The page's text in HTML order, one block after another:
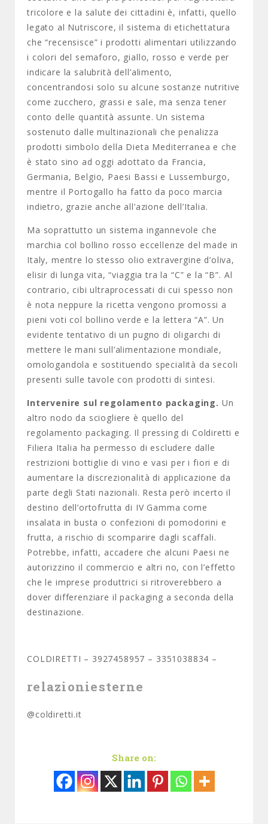
tricolore e la salute dei cittadini è, infatti, quello
legato al Nutriscore, il sistema di etichettatura
che “recensisce” i prodotti alimentari utilizzando
i colori del semaforo, giallo, rosso e verde per
indicare la salubrità dell’alimento,
concentrandosi solo su alcune sostanze nutritive
come zucchero, grassi e sale, ma senza tener
conto delle quantità assunte. Un sistema
sostenuto dalle multinazionali che penalizza
prodotti simbolo della Dieta Mediterranea e che
è stato sino ad oggi adottato da Francia,
Germania, Belgio, Paesi Bassi e Lussemburgo,
mentre il Portogallo ha fatto da poco marcia
indietro, grazie anche all’azione dell’Italia.
Ma soprattutto un sistema ingannevole che
marchia col bollino rosso eccellenze del made in
Italy, mentre lo stesso olio extravergine d’oliva,
elisir di lunga vita, “viaggia tra la “C” e la “B”. Al
contrario, cibi ultraprocessati di cui spesso non
è nota neppure la ricetta vengono promossi a
pieni voti col bollino verde e la lettera “A”. Un
evidente tentativo di un pugno di oligarchi di
mettere le mani sull’alimentazione mondiale,
omologandola e sostituendo specialità da secoli
presenti sulle tavole con prodotti di sintesi.
Intervenire sul regolamento packaging. Un
altro nodo da sciogliere è quello del
regolamento packaging. Il pressing di Coldiretti e
Filiera Italia ha permesso di escludere dalle
restrizioni bottiglie di vino e vasi per i fiori e di
aumentare la discrezionalità di applicazione da
parte degli Stati nazionali. Resta però incerto il
destino dell’ortofrutta di IV Gamma come
insalata in busta o confezioni di pomodorini e
frutta, a rischio di scomparire dagli scaffali.
Potrebbe, infatti, accadere che alcuni Paesi ne
autorizzino il commercio e altri no, con l’effetto
che le imprese produttrici si ritroverebbero a
dover differenziare il packaging a seconda della
destinazione.
COLDIRETTI – 3927458957 – 3351038834 –
relazioniesterne
@coldiretti.it
Share on: